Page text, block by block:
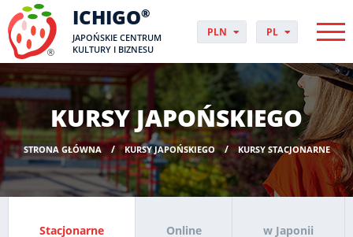
ICHIGO®
JAPOŃSKIE CENTRUM
KULTURY I BIZNESU
PLN
USD
CHF
DKK
NOK
SEK
HUF
PL
DA
DE
EN
ES
FR
HR
HU
JP
KURSY JAPOŃSKIEGO
STRONA GŁÓWNA KURSY JAPOŃSKIEGO KURSY STACJONARNE
Stacjonarne Online w Japonii